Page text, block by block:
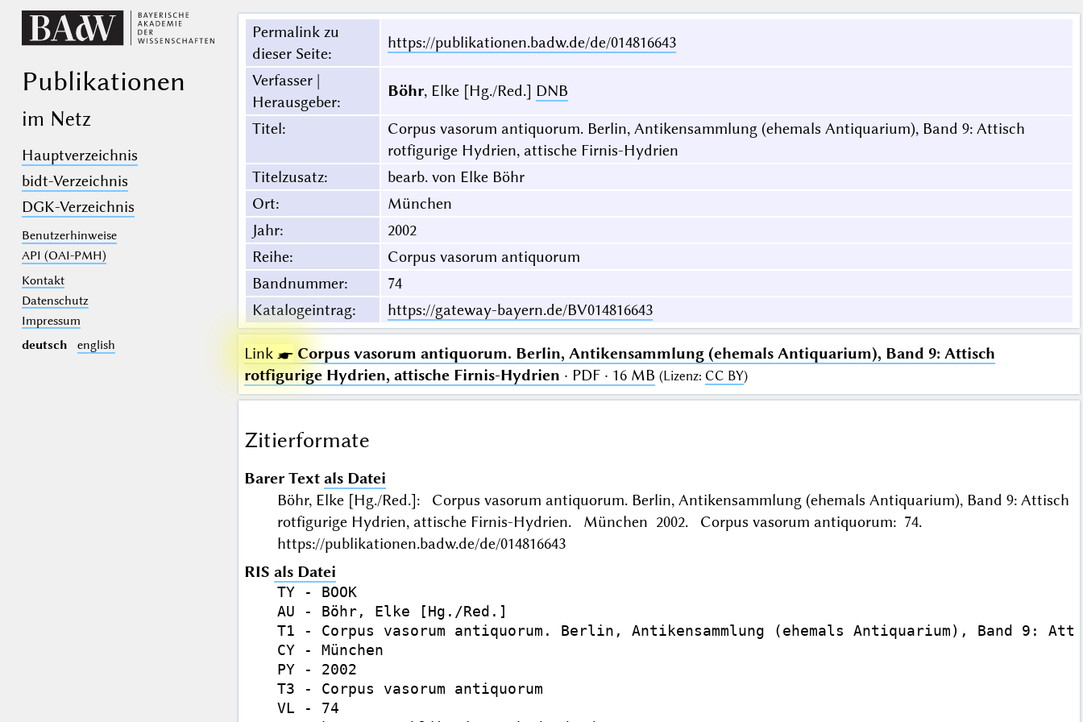
Publikationen
im Netz
Hauptverzeichnis
bidt-Verzeichnis
DGK-Verzeichnis
Benutzerhinweise
API (OAI-PMH)
Kontakt
Datenschutz
Impressum
deutsch
english
Permalink zu
dieser Seite:
https://publikationen.badw.de/de/014816643
Verfasser |
Herausgeber:
Böhr, Elke [Hg./Red.] DNB
Titel:
Corpus vasorum antiquorum. Berlin, Antikensammlung (ehemals Antiquarium), Band 9: Attisch
rotfigurige Hydrien, attische Firnis-Hydrien
Titelzusatz:
bearb. von Elke Böhr
Ort:
München
Jahr:
2002
Reihe:
Corpus vasorum antiquorum
Bandnummer:
74
Katalogeintrag: https://gateway-bayern.de/BV014816643
Link ☛ Corpus vasorum antiquorum. Berlin, Antikensammlung (ehemals Antiquarium), Band 9: Attisch
rotfigurige Hydrien, attische Firnis-Hydrien · PDF · 16 MB (Lizenz: CC BY)
Zitierformate
Barer Text als Datei
Böhr, Elke [Hg./Red.]: Corpus vasorum antiquorum. Berlin, Antikensammlung (ehemals Antiquarium), Band 9: Attisch
rotfigurige Hydrien, attische Firnis-Hydrien. München 2002. Corpus vasorum antiquorum: 74.
https://publikationen.badw.de/de/014816643
RIS als Datei
TY - BOOK
AU - Böhr, Elke [Hg./Red.]
T1 - Corpus vasorum antiquorum. Berlin, Antikensammlung (ehemals Antiquarium), Band
CY - München
PY - 2002
T3 - Corpus vasorum antiquorum
VL - 74